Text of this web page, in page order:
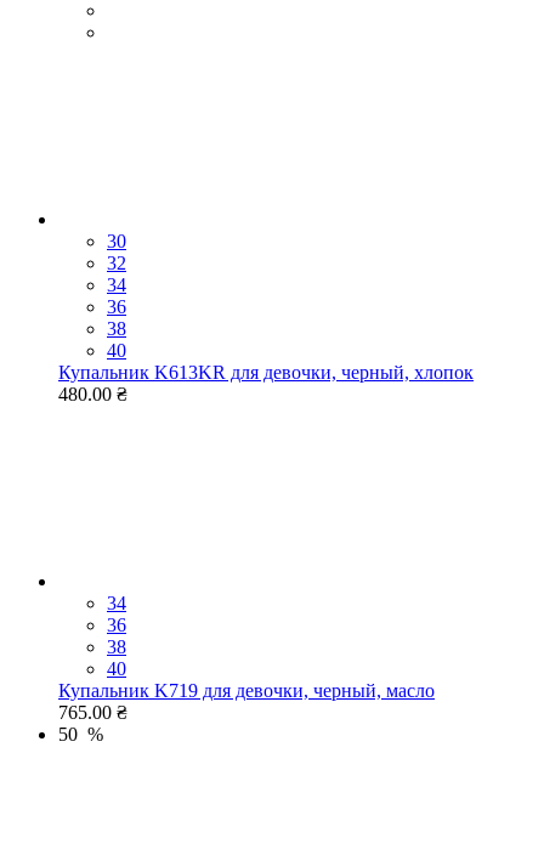
30
32
34
36
38
40
Купальник K613KR для девочки, черный, хлопок
480.00 ₴
34
36
38
40
Купальник K719 для девочки, черный, масло
765.00 ₴
50 %